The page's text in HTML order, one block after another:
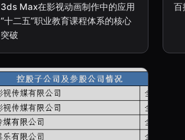
3ds Max在影视动画制作中的应用
“十二五”职业教育课程体系的核心
突破
百